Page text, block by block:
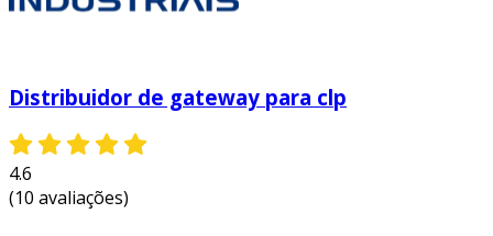
Distribuidor de gateway para clp
4.6
(10 avaliações)